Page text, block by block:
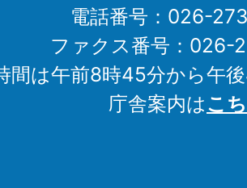
電話番号：026-
ファクス番号：026-
間は午前8時45分から午
庁舎案内はこ